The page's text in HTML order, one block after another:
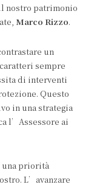
nostro patrimonio
Marco Rizzo.
un
sempre
di interventi
Questo
in una strategia
l’Assessore ai
una priorità
L’avanzare